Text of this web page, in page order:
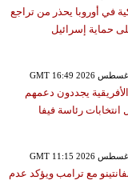
في أوروبا يحذر من تراجع
حماية إسرائيل
يجددون دعمهم
انتخابات رئاسة فيفا
مع ترامب ويؤكد عدم